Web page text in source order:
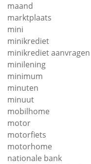
maand
marktplaats
mini
minikrediet
minikrediet aanvragen
minilening
minimum
minuten
minuut
mobilhome
motor
motorfiets
motorhome
nationale bank